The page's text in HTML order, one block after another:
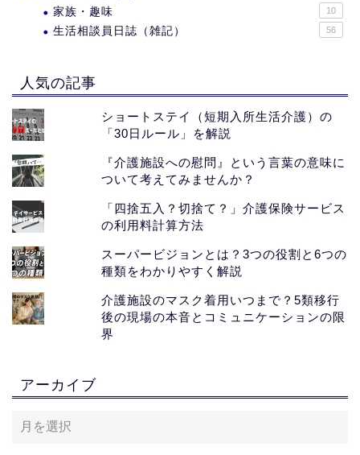
家族・趣味 10
生活相談員日誌（雑記） 56
人気の記事
ショートステイ（短期入所生活介護）の
「30日ルール」を解説
『介護施設への慰問』という言葉の意味に
ついて考えてみませんか？
「四捨五入？切捨て？」介護保険サービス
の利用料計算方法
スーパービジョンとは？3つの役割と6つの
種類をわかりやすく解説
介護施設のマスク着用いつまで？5類移行
後の現場の本音とコミュニケーションの限
界
アーカイブ